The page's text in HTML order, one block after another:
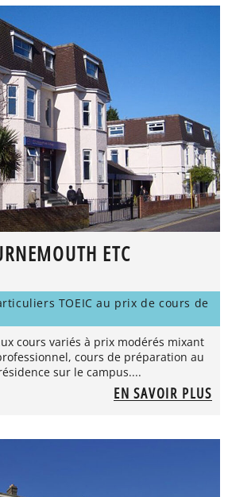
ETC
TOEIC au prix de cours de
cours variés à prix modérés mixant
cours de préparation au
sur le campus....
EN SAVOIR PLUS